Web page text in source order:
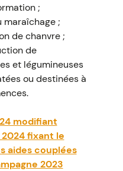
;
maraîchage ;
de chanvre ;
de
et légumineuses
ou destinées à
modifiant
fixant le
aides couplées
2023